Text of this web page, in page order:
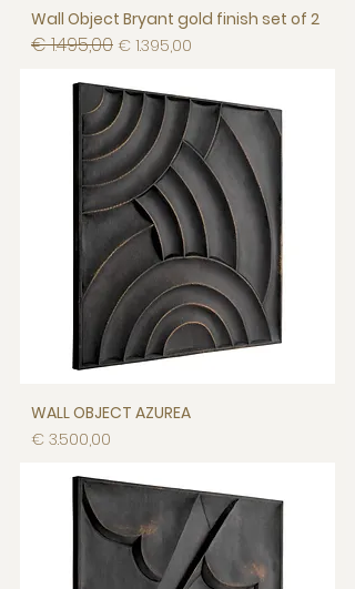
Wall Object Bryant gold finish set of 2
Normale prijs
€ 1.495,00 Verkoopprijs
€ 1.395,00
WALL OBJECT AZUREA
Prijs
€ 3.500,00